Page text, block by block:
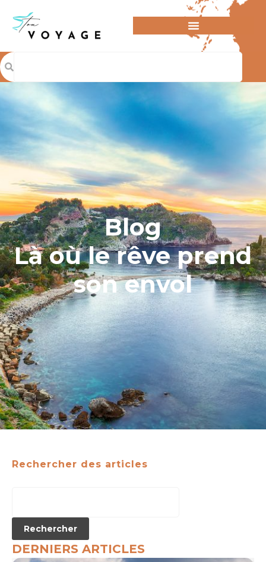
Blog
Là où le rêve prend
son envol
Rechercher des articles
DERNIERS ARTICLES